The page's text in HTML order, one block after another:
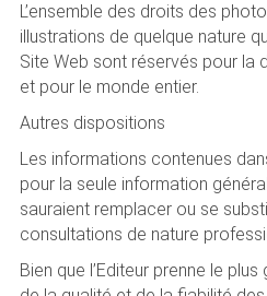
L’ensemble des droits des
illustrations de quelque nature
Site Web sont réservés pour la
et pour le monde entier.
Autres dispositions
Les informations contenues
pour la seule information
sauraient remplacer ou se
consultations de nature
Bien que l’Editeur prenne le